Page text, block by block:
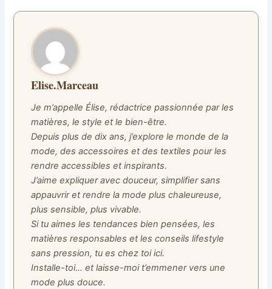
Elise.Marceau
Je m’appelle Élise, rédactrice passionnée par les
matières, le style et le bien-être.
Depuis plus de dix ans, j’explore le monde de la
mode, des accessoires et des textiles pour les
rendre accessibles et inspirants.
J’aime expliquer avec douceur, simplifier sans
appauvrir et rendre la mode plus chaleureuse,
plus sensible, plus vivable.
Si tu aimes les tendances bien pensées, les
matières responsables et les conseils lifestyle
sans pression, tu es chez toi ici.
Installe-toi… et laisse-moi t’emmener vers une
mode plus douce.